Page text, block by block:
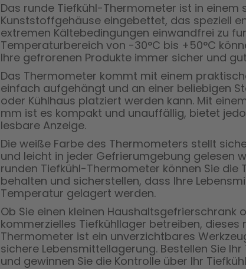
Das runde Tiefkühl-Thermometer ist in einem
Kunststoffgehäuse eingebettet, das speziell
extremen Kältebedingungen einwandfrei zu
Temperaturbereich von -30°C bis +50°C
Ihre gefrorenen Produkte immer sicher und
Das Thermometer kommt mit einem
einfach aufgehängt und an einer beliebigen
oder Kühlhaus platziert werden kann. Mit
mm ist es kompakt und unauffällig, bietet
lesbare Anzeige.
Die weiße Farbe des Thermometers stellt
und leicht in jeder Gefrierumgebung gelesen
runden Tiefkühl-Thermometer können Sie die
behalten und sicherstellen, dass Ihre
Temperatur gelagert werden.
Ob Sie einen kleinen Haushaltsgefrierschrank
kommerzielles Tiefkühllager betreiben, dieses
Thermometer ist ein unverzichtbares
sichere Lebensmittellagerung. Bestellen Sie
und gewinnen Sie die Kontrolle über Ihr